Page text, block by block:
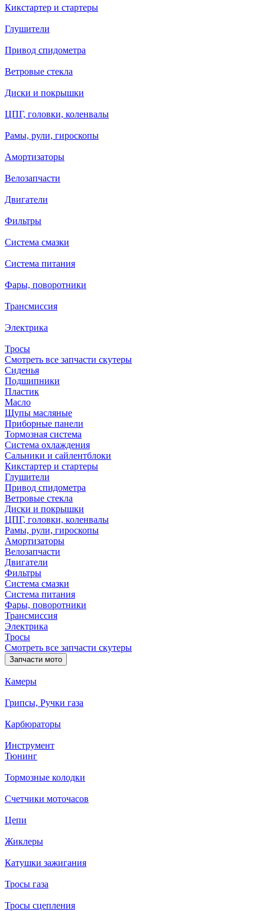
Кикстартер и стартеры
Глушители
Привод спидометра
Ветровые стекла
Диски и покрышки
ЦПГ, головки, коленвалы
Рамы, рули, гироскопы
Амортизаторы
Велозапчасти
Двигатели
Фильтры
Система смазки
Система питания
Фары, поворотники
Трансмиссия
Электрика
Тросы
Смотреть все запчасти скутеры
Сиденья
Подшипники
Пластик
Масло
Щупы масляные
Приборные панели
Тормозная система
Система охлаждения
Сальники и сайлентблоки
Кикстартер и стартеры
Глушители
Привод спидометра
Ветровые стекла
Диски и покрышки
ЦПГ, головки, коленвалы
Рамы, рули, гироскопы
Амортизаторы
Велозапчасти
Двигатели
Фильтры
Система смазки
Система питания
Фары, поворотники
Трансмиссия
Электрика
Тросы
Смотреть все запчасти скутеры
Запчасти мото
Камеры
Грипсы, Ручки газа
Карбюраторы
Инструмент
Тюнинг
Тормозные колодки
Счетчики моточасов
Цепи
Жиклеры
Катушки зажигания
Тросы газа
Тросы сцепления